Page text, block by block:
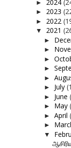
► 2024
► 2023
► 2022
▼ 2021
►
►
►
►
►
► July
► June
► May
► April
►
▼